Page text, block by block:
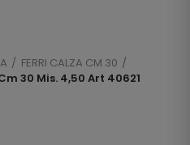
FERRI CALZA CM 30
30 Mis. 4,50 Art 40621